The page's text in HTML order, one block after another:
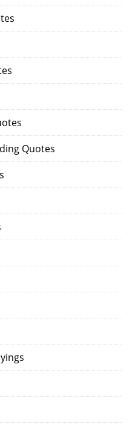
Quotes